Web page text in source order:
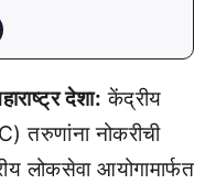
देशा: केंद्रीय
तरुणांना नोकरीची
आयोगामार्फत